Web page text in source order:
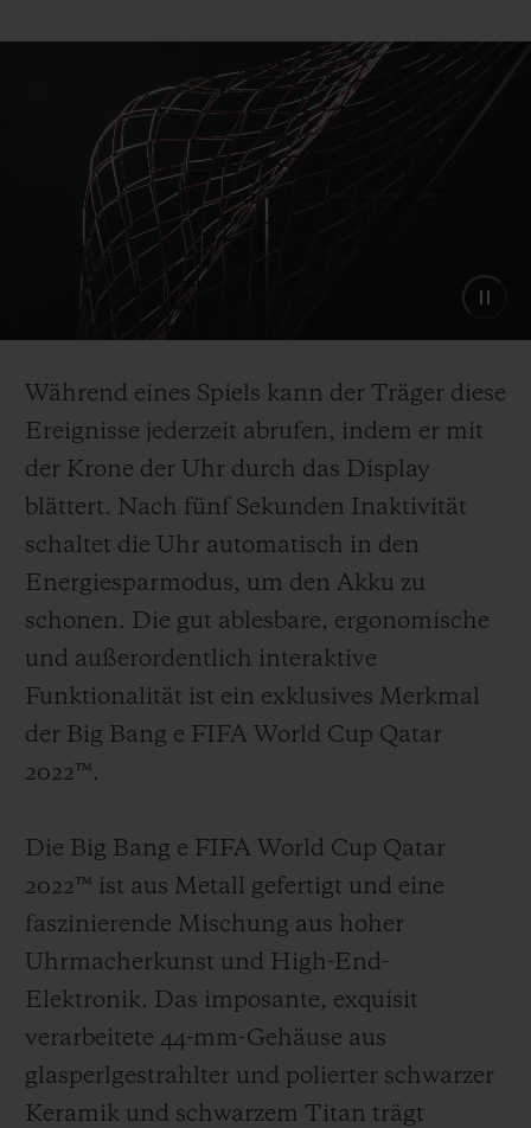
Während eines Spiels kann der Träger diese
Ereignisse jederzeit abrufen, indem er mit
der Krone der Uhr durch das Display
blättert. Nach fünf Sekunden Inaktivität
schaltet die Uhr automatisch in den
Energiesparmodus, um den Akku zu
schonen. Die gut ablesbare, ergonomische
und außerordentlich interaktive
Funktionalität ist ein exklusives Merkmal
der Big Bang e FIFA World Cup Qatar
2022™.
Die Big Bang e FIFA World Cup Qatar
2022™ ist aus Metall gefertigt und eine
faszinierende Mischung aus hoher
Uhrmacherkunst und High-End-
Elektronik. Das imposante, exquisit
verarbeitete 44-mm-Gehäuse aus
glasperlgestrahlter und polierter schwarzer
Keramik und schwarzem Titan trägt